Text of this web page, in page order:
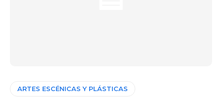
ARTES ESCÉNICAS Y PLÁSTICAS